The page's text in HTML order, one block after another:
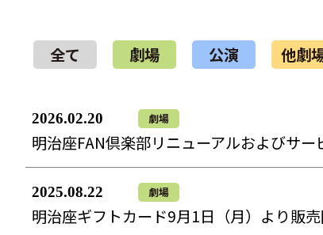
全て 劇場 公演 他劇
2026.02.20 劇場
明治座FAN倶楽部リニューアルおよびサ
2025.08.22 劇場
明治座ギフトカード9月1日（月）より販売